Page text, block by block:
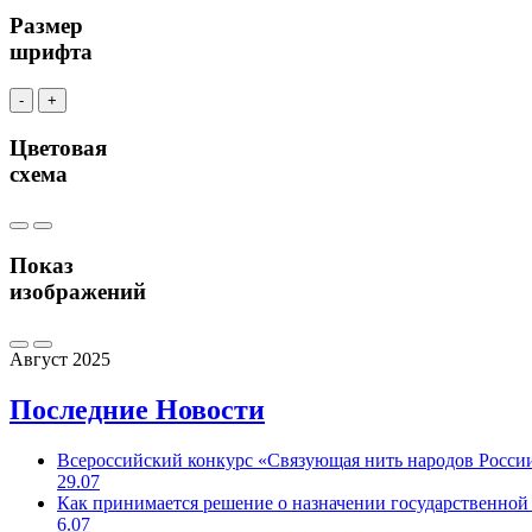
Размер
шрифта
- +
Цветовая
схема
Показ
изображений
Август 2025
Последние Новости
Всероссийский конкурс «Связующая нить народов
29.07
Как принимается решение о назначении
6.07